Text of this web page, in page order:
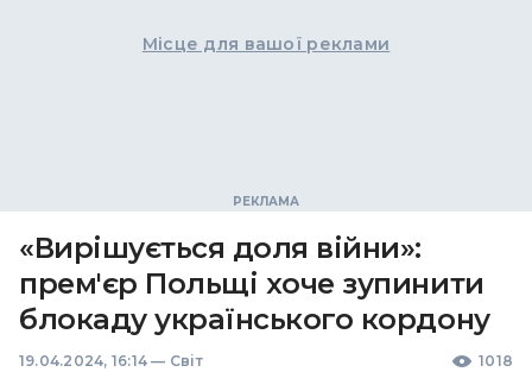
Місце для вашої реклами
«Вирішується доля війни»:
прем'єр Польщі хоче зупинити
блокаду українського кордону
19.04.2024, 16:14 — Світ 1018